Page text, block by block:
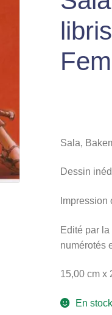
Sala,
Dessin
Impression
Edité par
numérotés
15,00 cm x
En stock